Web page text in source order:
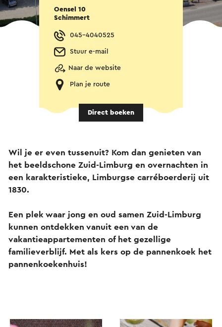
Oensel 10
Schimmert
045-4040525
Stuur e-mail
Naar de website
Plan je route
Direct boeken
Wil je er even tussenuit? Kom dan genieten van
het beeldschone Zuid-Limburg en overnachten in
een karakteristieke, Limburgse carréboerderij uit
1830.
Een plek waar jong en oud samen Zuid-Limburg
kunnen ontdekken vanuit een van de
vakantieappartementen of het gezellige
familieverblijf. Met als kers op de pannenkoek het
pannenkoekenhuis!